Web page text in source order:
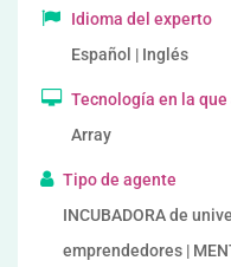
Idioma del experto
Español | Inglés
Tecnología en la que
Array
Tipo de agente
INCUBADORA de
emprendedores |